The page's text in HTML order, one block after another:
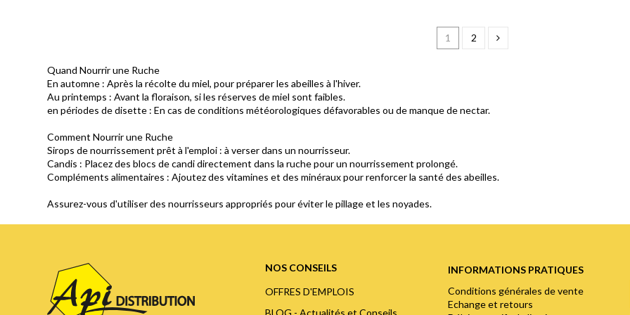
1 2
Quand Nourrir une Ruche
En automne : Après la récolte du miel, pour préparer les abeilles à l'hiver.
Au printemps : Avant la floraison, si les réserves de miel sont faibles.
en périodes de disette : En cas de conditions météorologiques défavorables ou de manque de nectar.
Comment Nourrir une Ruche
Sirops de nourrissement prêt à l'emploi : à verser dans un nourrisseur.
Candis : Placez des blocs de candi directement dans la ruche pour un nourrissement prolongé.
Compléments alimentaires : Ajoutez des vitamines et des minéraux pour renforcer la santé des abeilles.
Assurez-vous d'utiliser des nourrisseurs appropriés pour éviter le pillage et les noyades.
NOS CONSEILS
OFFRES D'EMPLOIS
INFORMATIONS PRATIQUES
Conditions générales de vente
Echange et retours